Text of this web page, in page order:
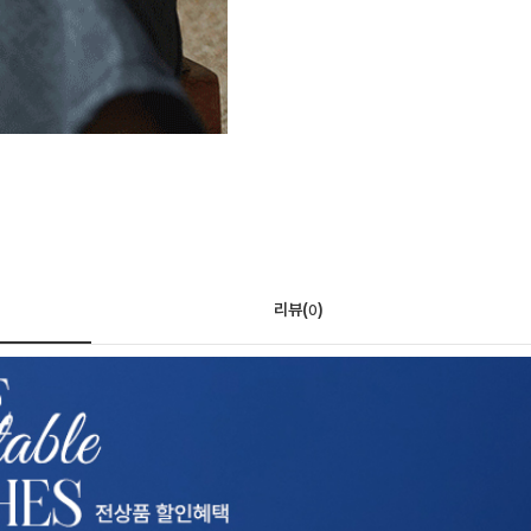
리뷰(0)